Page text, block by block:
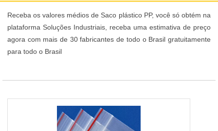
Receba os valores médios de Saco plástico PP, você só obtém na
plataforma Soluções Industriais, receba uma estimativa de preço
agora com mais de 30 fabricantes de todo o Brasil gratuitamente
para todo o Brasil